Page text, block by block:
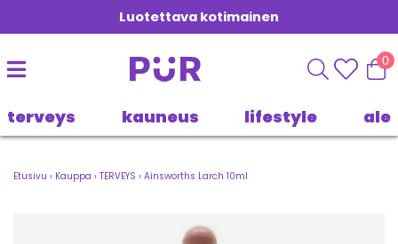
Luotettava kotimainen
0
terveys kauneus lifestyle ale
Etusivu › Kauppa › TERVEYS › Ainsworths Larch 10ml